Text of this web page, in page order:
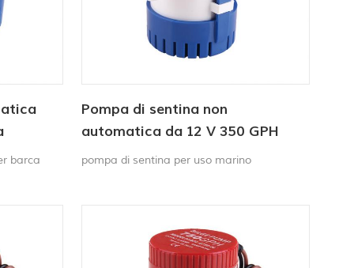
barca
Pompa di sentina non
automatica da 12 V 350 GPH
pompa di sentina per uso marino